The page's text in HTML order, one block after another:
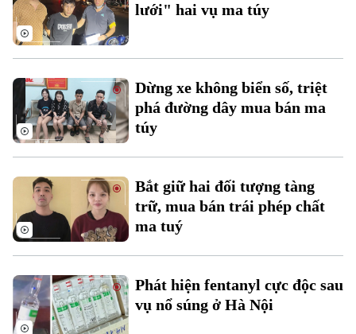
Xu hướng
lưới" hai vụ ma túy
Dừng xe không biển số, triệt
phá đường dây mua bán ma
túy
Bắt giữ hai đối tượng tàng
trữ, mua bán trái phép chất
ma tuý
Phát hiện fentanyl cực độc sau
vụ nổ súng ở Hà Nội